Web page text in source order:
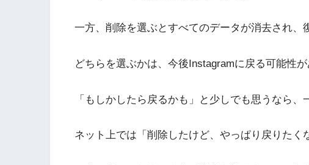
一方、削除を選ぶとすべてのデータが消去され、
どちらを選ぶかは、今後Instagramに戻る可能性
「もしかしたら戻るかも」と少しでも思うなら、
ネット上では「削除したけど、やっぱり戻りたく